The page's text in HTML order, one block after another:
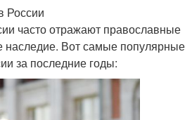
России
часто отражают православные
наследие. Вот самые популярные
за последние годы: